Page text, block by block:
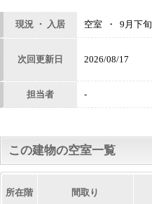
現況 ・ 入居 空室 ・ 9月下旬
次回更新日 2026/08/17
担当者 -
この建物の空室一覧
所在階 間取り